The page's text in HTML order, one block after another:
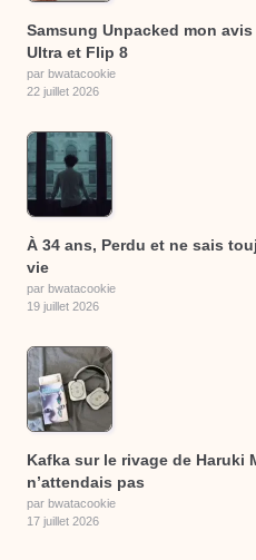
Samsung Unpacked mon
Ultra et Flip 8
par bwatacookie
22 juillet 2026
À 34 ans, Perdu et ne sais
vie
par bwatacookie
19 juillet 2026
Kafka sur le rivage de Haruki
n’attendais pas
par bwatacookie
17 juillet 2026